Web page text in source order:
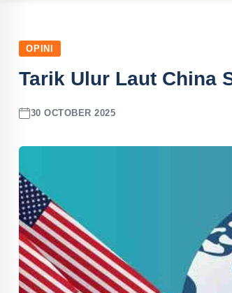
OPINI
Tarik Ulur Laut China
30 OCTOBER 2025